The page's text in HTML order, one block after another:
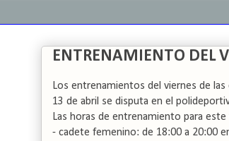
ENTRENAMIENTO DEL
Los entrenamientos del viernes de
13 de abril se disputa en el
Las horas de entrenamiento para
- cadete femenino: de 18:00 a 20:00